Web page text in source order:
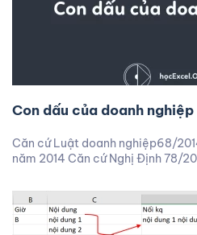
Con dấu của doanh nghiệp
Căn cứ Luật doanh nghiệp68/
năm 2014 Căn cứ Nghị Định 78/